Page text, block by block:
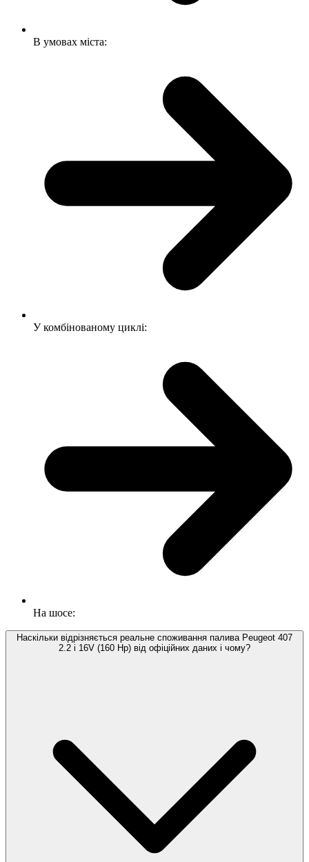
В умовах міста:
У комбінованому циклі:
На шосе:
Наскільки відрізняється реальне споживання палива Peugeot 407
2.2 i 16V (160 Hp) від офіційних даних і чому?